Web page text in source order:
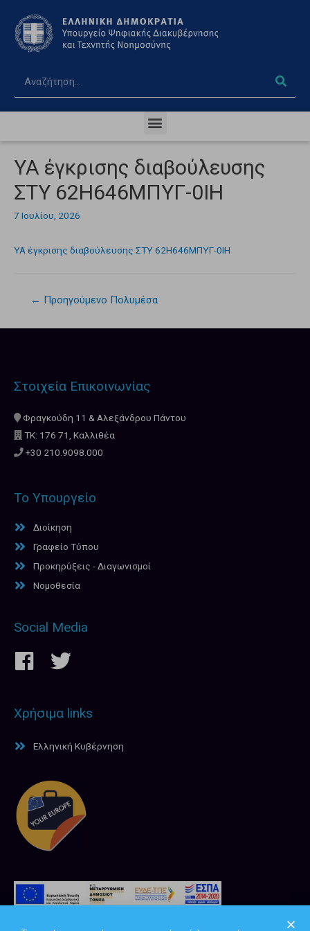
ΥΑ έγκρισης διαβούλευσης
ΣΤΥ 62Η646ΜΠΥΓ-0ΙΗ
7 Ιουλίου, 2026
ΥΑ έγκρισης διαβούλευσης ΣΤΥ 62Η646ΜΠΥΓ-0ΙΗ
← Προηγούμενο Πολυμέσα
Στοιχεία Επικοινωνίας
Φραγκούδη 11 & Αλεξάνδρου Πάντου
ΤΚ: 176 71, Καλλιθέα
+30 210.9098.000
Το Υπουργείο
Διοίκηση
Γραφείο Τύπου
Προκηρύξεις - Διαγωνισμοί
Νομοθεσία
Social Media
Χρήσιμα links
Ελληνική Κυβέρνηση